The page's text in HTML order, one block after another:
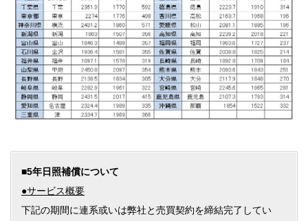
■5年日照補償について
●サービス概要
下記の期間に連系或いは弊社と売買契約を締結完了してい